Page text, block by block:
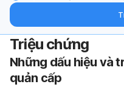
Triệu chứng
Những dấu hiệu và
quản cấp